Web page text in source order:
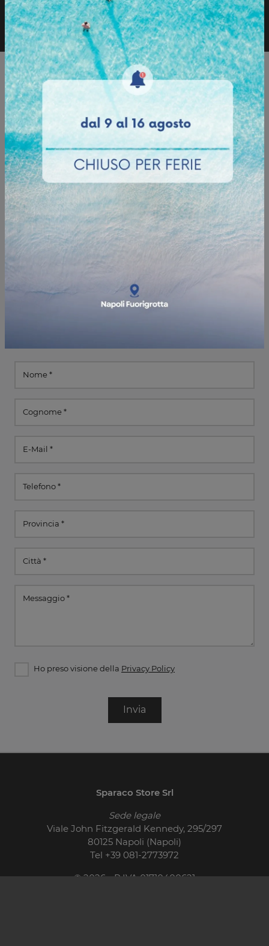
Richiedi informazioni
Sfoglia il catalogo
Ho preso visione della Privacy Policy
Invia
Sparaco Store Srl
Sede legale
Viale John Fitzgerald Kennedy, 295/297
80125 Napoli (Napoli)
Tel +39 081-2773972
© 2026 - P.IVA 01710400621